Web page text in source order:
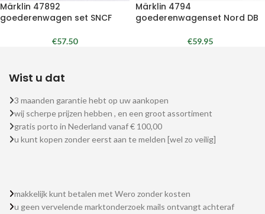
Märklin 47892
goederenwagen set SNCF
€57.50
Märklin 4794
goederenwagenset Nord DB
€59.95
Wist u dat
3 maanden garantie hebt op uw aankopen
wij scherpe prijzen hebben , en een groot assortiment
gratis porto in Nederland vanaf € 100,00
u kunt kopen zonder eerst aan te melden [wel zo veilig]
makkelijk kunt betalen met Wero zonder kosten
u geen vervelende marktonderzoek mails ontvangt achteraf